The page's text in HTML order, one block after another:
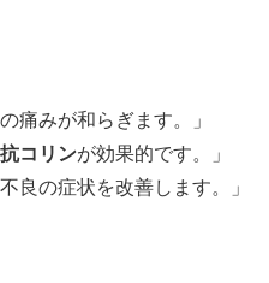
痛みが和らぎます。」
抗コリンが効果的です。」
良の症状を改善します。」